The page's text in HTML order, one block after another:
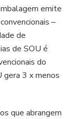
emite
–
de
de SOU é
do
gera 3 x menos
que abrangem